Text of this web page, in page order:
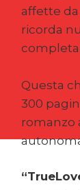
affette da
ricorda
Questa
300
romanzo